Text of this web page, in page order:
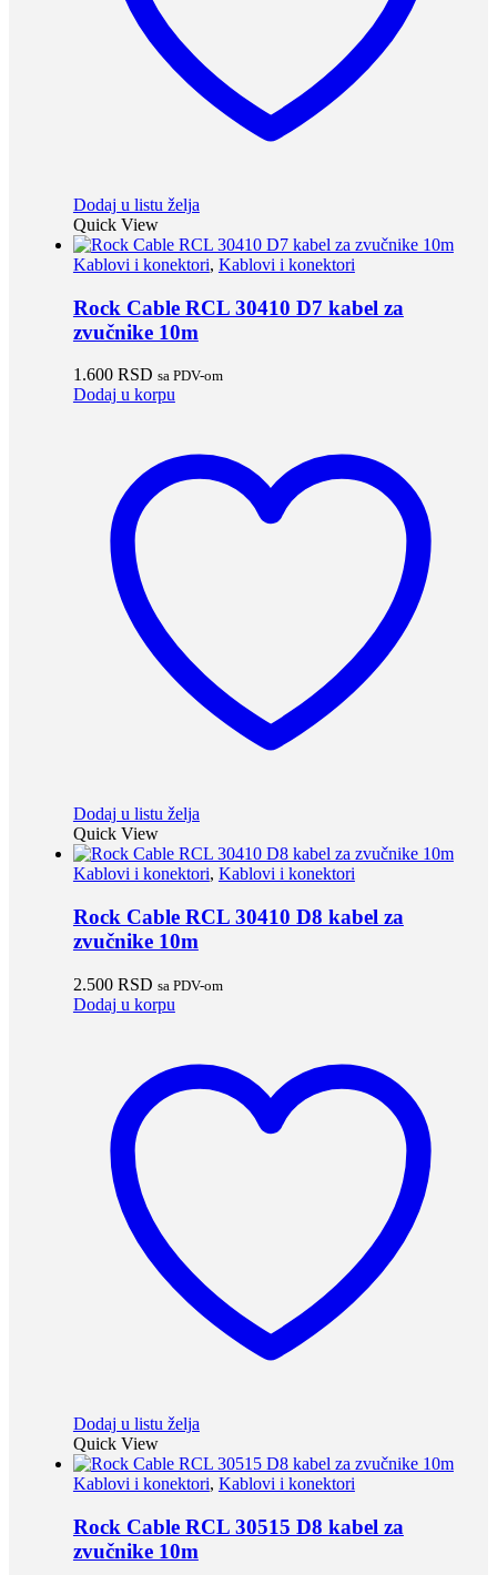
Dodaj u listu želja
Quick View
Kablovi i konektori, Kablovi i konektori
Rock Cable RCL 30410 D7 kabel za
zvučnike 10m
1.600 RSD sa PDV-om
Dodaj u korpu
Dodaj u listu želja
Quick View
Kablovi i konektori, Kablovi i konektori
Rock Cable RCL 30410 D8 kabel za
zvučnike 10m
2.500 RSD sa PDV-om
Dodaj u korpu
Dodaj u listu želja
Quick View
Kablovi i konektori, Kablovi i konektori
Rock Cable RCL 30515 D8 kabel za
zvučnike 10m